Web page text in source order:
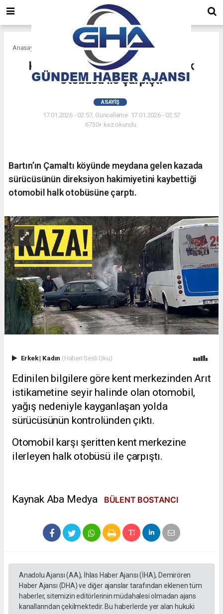
Anasayfa
Kontrolden çıkan otomobil halk
otobüsü ile çarpıştı
ASAYIŞ
17.01.2026 - 02:57, Güncelleme: 17.01.2026 - 02:57
6730+ kez okundu.
Bartın’ın Çamaltı köyünde meydana gelen kazada
sürücüsünün direksiyon hakimiyetini kaybettiği
otomobil halk otobüsüne çarptı.
Erkek| Kadın (Haberi Sesli Oku)
Edinilen bilgilere göre kent merkezinden Arıt
istikametine seyir halinde olan otomobil,
yağış nedeniyle kayganlaşan yolda
sürücüsünün kontrolünden çıktı.
Otomobil karşı şeritten kent merkezine
ilerleyen halk otobüsü ile çarpıştı.
Kaynak Aba Medya BÜLENT BOSTANCI
Anadolu Ajansı (AA), İhlas Haber Ajansı (İHA), Demirören
Haber Ajansı (DHA) ve diğer ajanslar tarafından eklenen tüm
haberler, sitemizin editörlerinin müdahalesi olmadan ajans
kanallarından çekilmektedir. Bu haberlerde yer alan hukuki